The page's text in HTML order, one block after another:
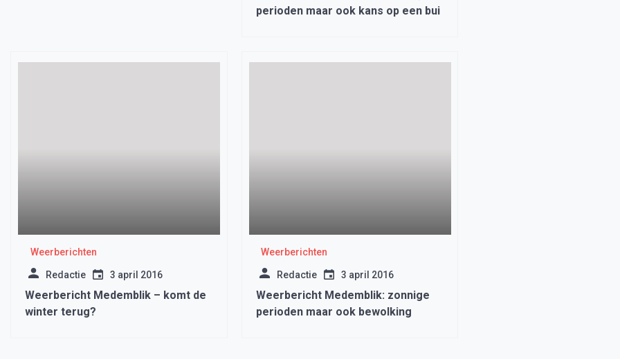
perioden maar ook kans op een bui
Weerberichten
Redactie 3 april 2016
Weerbericht Medemblik – komt de
winter terug?
Weerberichten
Redactie 3 april 2016
Weerbericht Medemblik: zonnige
perioden maar ook bewolking